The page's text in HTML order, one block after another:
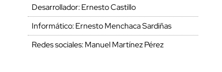
Desarrollador: Ernesto Castillo
Informático: Ernesto Menchaca Sardiñas
Redes sociales: Manuel Martínez Pérez